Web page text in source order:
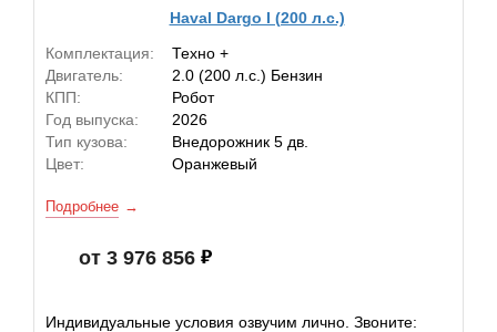
Haval Dargo I (200 л.с.)
Комплектация:
Техно +
Двигатель:
2.0 (200 л.с.) Бензин
КПП:
Робот
Год выпуска:
2026
Тип кузова:
Внедорожник 5 дв.
Цвет:
Оранжевый
Подробнее
от 3 976 856
Индивидуальные условия озвучим лично. Звоните: